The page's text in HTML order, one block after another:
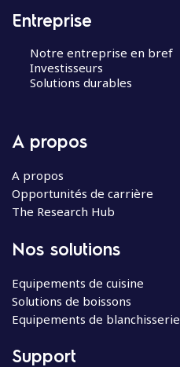
Entreprise
Notre entreprise en bref
Investisseurs
Solutions durables
A propos
A propos
Opportunités de carrière
The Research Hub
Nos solutions
Equipements de cuisine
Solutions de boissons
Equipements de blanchisserie
Support